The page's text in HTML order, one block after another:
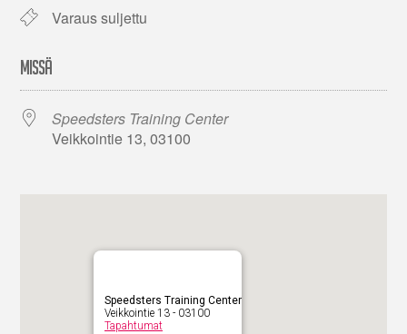
Varaus suljettu
MISSÄ
Speedsters Training Center
Veikkointie 13, 03100
Speedsters Training Center
Veikkointie 13 - 03100
Tapahtumat